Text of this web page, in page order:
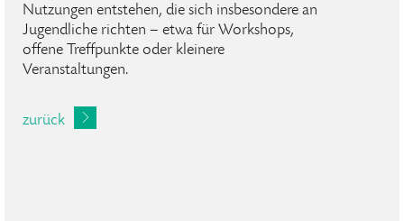
Nutzungen entstehen, die sich insbesondere an
Jugendliche richten – etwa für Workshops,
offene Treffpunkte oder kleinere
Veranstaltungen.
zurück